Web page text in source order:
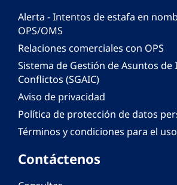
Alerta - Intentos de estafa en
OPS/OMS
Relaciones comerciales con OPS
Sistema de Gestión de Asuntos
Conflictos (SGAIC)
Aviso de privacidad
Política de protección de datos
Términos y condiciones para el
Contáctenos